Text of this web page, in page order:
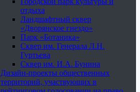
отдыха
Ландшафтный сквер
«Дворянское гнездо»
Парк «Ботаника»
Сквер им. Генерала Л.Н.
Гуртьева
Сквер им. И.А. Бунина
Дизайн-проекты общественных
территорий, участвующих в